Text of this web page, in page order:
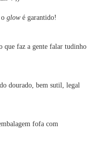
glowé garantido!
faz a gente falar tudinho
dourado, bem sutil, legal
fofa com